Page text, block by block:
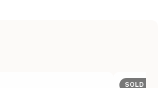
les installations exigeantes.
SOLD